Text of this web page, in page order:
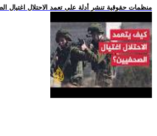
.. منظمات حقوقية تنشر أدلة على تعمد الاحتلال اغتيال